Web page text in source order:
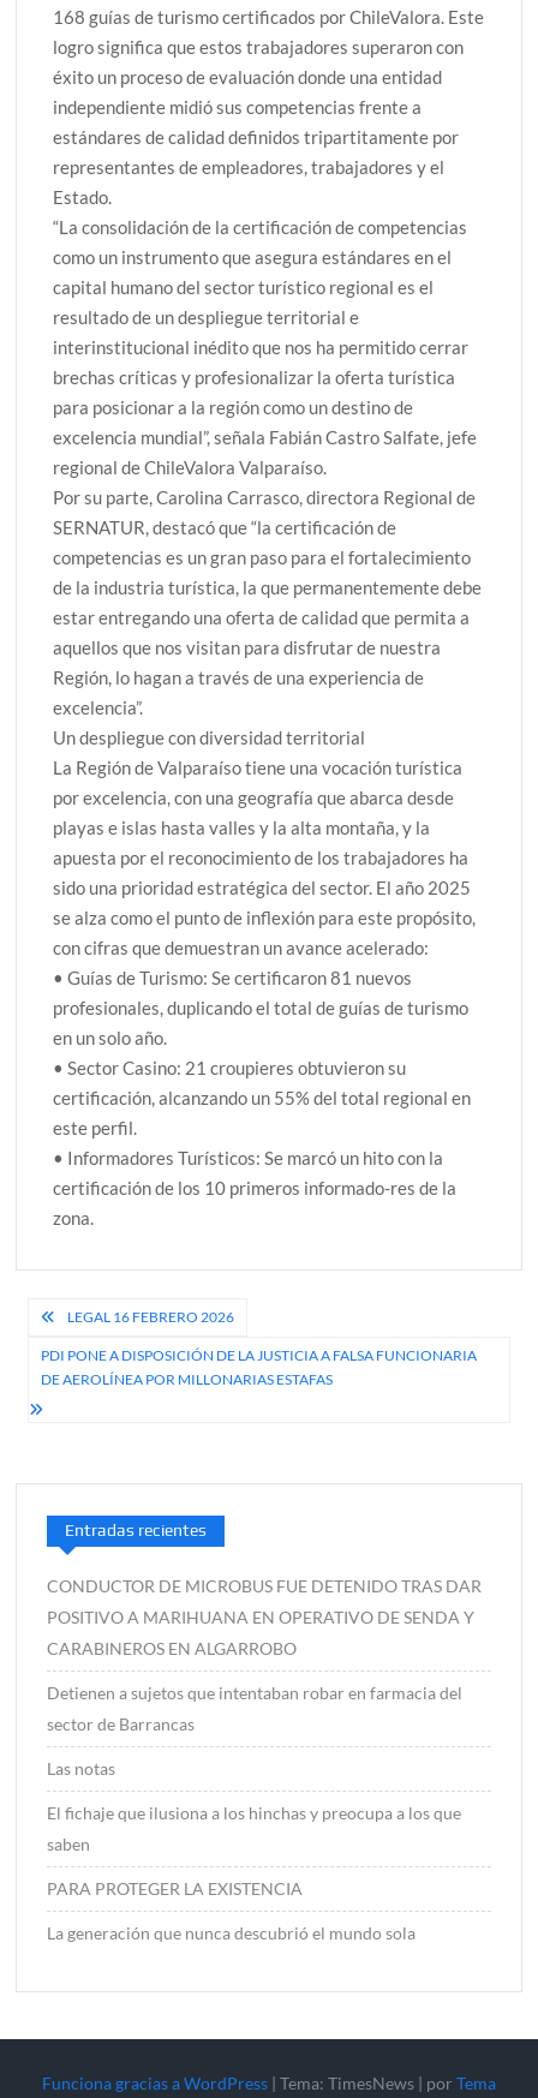
168 guías de turismo certificados por ChileValora. Este
logro significa que estos trabajadores superaron con
éxito un proceso de evaluación donde una entidad
independiente midió sus competencias frente a
estándares de calidad definidos tripartitamente por
representantes de empleadores, trabajadores y el
Estado.
“La consolidación de la certificación de competencias
como un instrumento que asegura estándares en el
capital humano del sector turístico regional es el
resultado de un despliegue territorial e
interinstitucional inédito que nos ha permitido cerrar
brechas críticas y profesionalizar la oferta turística
para posicionar a la región como un destino de
excelencia mundial”, señala Fabián Castro Salfate, jefe
regional de ChileValora Valparaíso.
Por su parte, Carolina Carrasco, directora Regional de
SERNATUR, destacó que “la certificación de
competencias es un gran paso para el fortalecimiento
de la industria turística, la que permanentemente debe
estar entregando una oferta de calidad que permita a
aquellos que nos visitan para disfrutar de nuestra
Región, lo hagan a través de una experiencia de
excelencia”.
Un despliegue con diversidad territorial
La Región de Valparaíso tiene una vocación turística
por excelencia, con una geografía que abarca desde
playas e islas hasta valles y la alta montaña, y la
apuesta por el reconocimiento de los trabajadores ha
sido una prioridad estratégica del sector. El año 2025
se alza como el punto de inflexión para este propósito,
con cifras que demuestran un avance acelerado:
• Guías de Turismo: Se certificaron 81 nuevos
profesionales, duplicando el total de guías de turismo
en un solo año.
• Sector Casino: 21 croupieres obtuvieron su
certificación, alcanzando un 55% del total regional en
este perfil.
• Informadores Turísticos: Se marcó un hito con la
certificación de los 10 primeros informado-res de la
zona.
Navegación
de
entradas
LEGAL 16 FEBRERO 2026
PDI PONE A DISPOSICIÓN DE LA JUSTICIA A FALSA FUNCIONARIA
DE AEROLÍNEA POR MILLONARIAS ESTAFAS
Entradas recientes
CONDUCTOR DE MICROBUS FUE DETENIDO TRAS DAR
POSITIVO A MARIHUANA EN OPERATIVO DE SENDA Y
CARABINEROS EN ALGARROBO
Detienen a sujetos que intentaban robar en farmacia del
sector de Barrancas
Las notas
El fichaje que ilusiona a los hinchas y preocupa a los que
saben
PARA PROTEGER LA EXISTENCIA
La generación que nunca descubrió el mundo sola
Funciona gracias a WordPress | Tema: TimesNews | por Tema